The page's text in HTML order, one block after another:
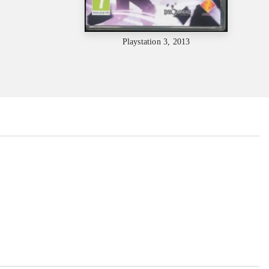
Playstation 3, 2013